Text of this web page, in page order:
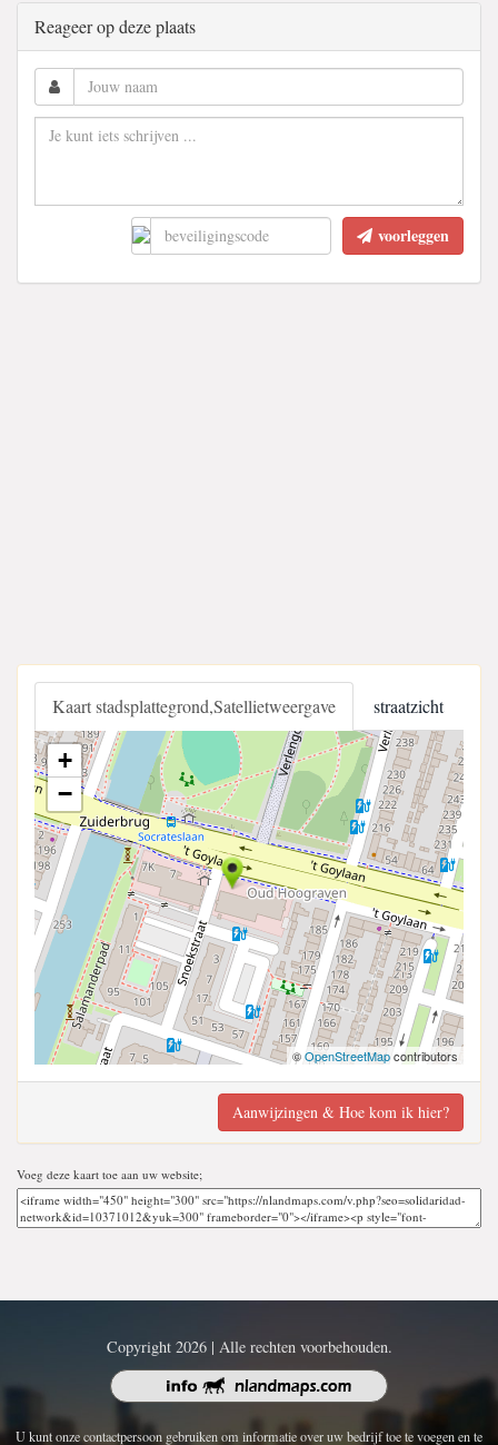
Reageer op deze plaats
voorleggen
Kaart stadsplattegrond,Satellietweergave straatzicht
+
−
©OpenStreetMapcontributors
Aanwijzingen & Hoe kom ik hier?
Voeg deze kaart toe aan uw website;
Copyright 2026 | Alle rechten voorbehouden.
U kunt onze contactpersoon gebruiken om informatie over uw bedrijf toe te voegen en te